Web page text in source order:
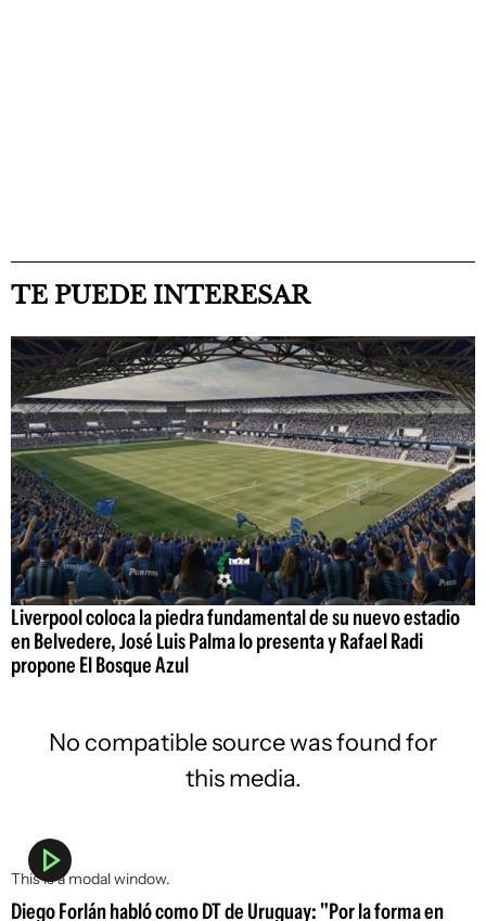
TE PUEDE INTERESAR
Liverpool coloca la piedra fundamental de su nuevo estadio
en Belvedere, José Luis Palma lo presenta y Rafael Radi
propone El Bosque Azul
This is a modal window.
No compatible source was found for
this media.
Diego Forlán habló como DT de Uruguay: "Por la forma en